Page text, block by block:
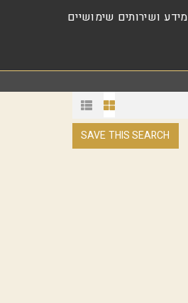
מידע ושירותים שימושיים
SAVE THIS SEARCH